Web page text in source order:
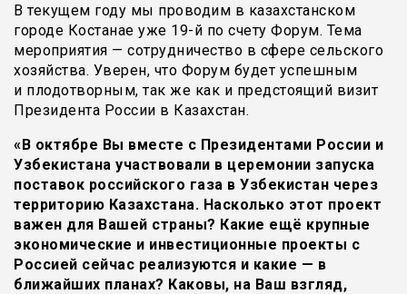
В текущем году мы проводим в казахстанском
городе Костанае уже 19-й по счету Форум. Тема
мероприятия — сотрудничество в сфере сельского
хозяйства. Уверен, что Форум будет успешным
и плодотворным, так же как и предстоящий визит
Президента России в Казахстан.
«В октябре Вы вместе с Президентами России и
Узбекистана участвовали в церемонии запуска
поставок российского газа в Узбекистан через
территорию Казахстана. Насколько этот проект
важен для Вашей страны? Какие ещё крупные
экономические и инвестиционные проекты с
Россией сейчас реализуются и какие — в
ближайших планах? Каковы, на Ваш взгляд,